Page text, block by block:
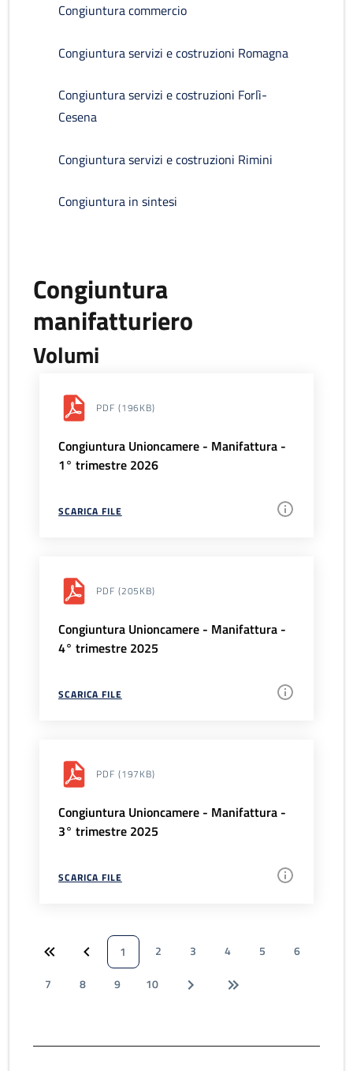
Congiuntura commercio
Congiuntura servizi e costruzioni Romagna
Congiuntura servizi e costruzioni Forlì-
Cesena
Congiuntura servizi e costruzioni Rimini
Congiuntura in sintesi
Congiuntura
manifatturiero
Volumi
PDF (196KB)
Congiuntura Unioncamere - Manifattura -
1° trimestre 2026
SCARICA FILE
PDF (205KB)
Congiuntura Unioncamere - Manifattura -
4° trimestre 2025
SCARICA FILE
PDF (197KB)
Congiuntura Unioncamere - Manifattura -
3° trimestre 2025
SCARICA FILE
1 2 3 4 5
6
7
8 9 10